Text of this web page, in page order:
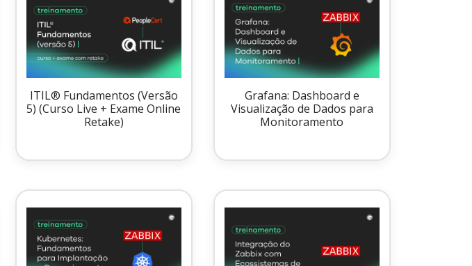
ITIL® Fundamentos (Versão
5) (Curso Live + Exame Online
Retake)
Grafana: Dashboard e
Visualização de Dados para
Monitoramento